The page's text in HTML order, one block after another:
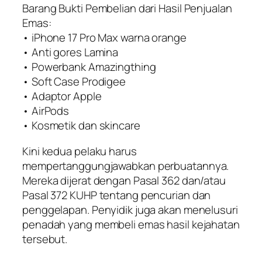
Barang Bukti Pembelian dari Hasil Penjualan
Emas:
• iPhone 17 Pro Max warna orange
• Anti gores Lamina
• Powerbank Amazingthing
• Soft Case Prodigee
• Adaptor Apple
• AirPods
• Kosmetik dan skincare
Kini kedua pelaku harus
mempertanggungjawabkan perbuatannya.
Mereka dijerat dengan Pasal 362 dan/atau
Pasal 372 KUHP tentang pencurian dan
penggelapan. Penyidik juga akan menelusuri
penadah yang membeli emas hasil kejahatan
tersebut.